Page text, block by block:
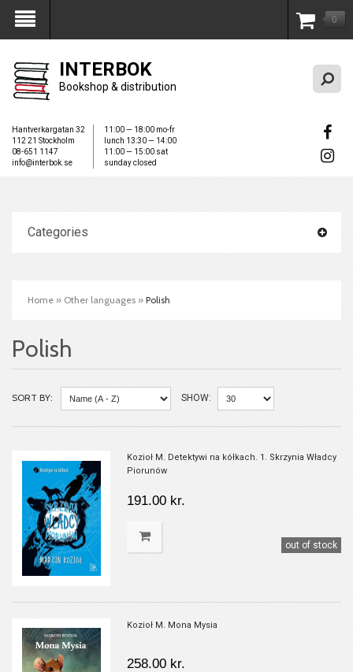
My Account 0
INTERBOK
Bookshop & distribution
Hantverkargatan 32
112 21 Stockholm
08-651 1147
info@interbok.se
11:00 — 18:00 mo-fr
lunch 13:30 — 14:00
11:00 — 15:00 sat
sunday closed
Categories
Home » Other languages » Polish
Polish
SORT BY: SHOW:
Kozioł M. Detektywi na kółkach. 1. Skrzynia Władcy
Piorunów
191.00 kr.
out of stock
Kozioł M. Mona Mysia
258.00 kr.